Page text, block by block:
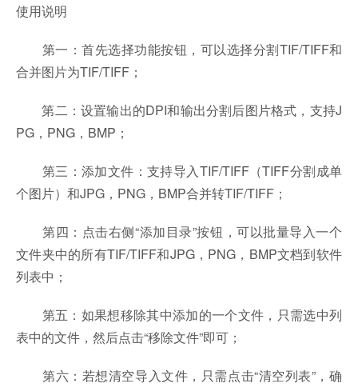
使用说明
第一：首先选择功能按钮，可以选择分割TIF/TIFF和
合并图片为TIF/TIFF；
第二：设置输出的DPI和输出分割后图片格式，支持J
PG，PNG，BMP；
第三：添加文件：支持导入TIF/TIFF（TIFF分割成单
个图片）和JPG，PNG，BMP合并转TIF/TIFF；
第四：点击右侧“添加目录”按钮，可以批量导入一个
文件夹中的所有TIF/TIFF和JPG，PNG，BMP文档到软件
列表中；
第五：如果想移除其中添加的一个文件，只需选中列
表中的文件，然后点击“移除文件”即可；
第六：若想清空导入文件，只需点击“清空列表”，确